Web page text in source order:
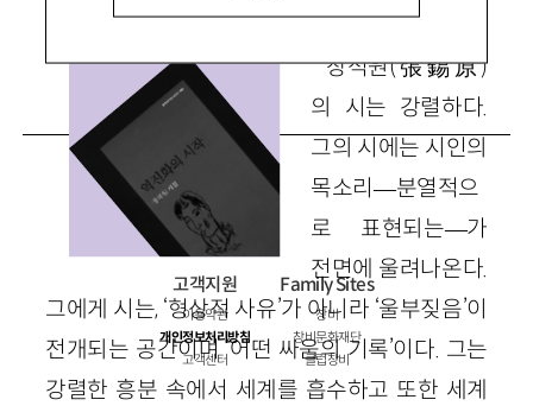
장석원(張錫原)
의 시는 강렬하다.
그의 시에는 시인의
목소리—분열적으
로 표현되는—가
전면에 울려나온다.
그에게 시는, ‘형상적 사유’가 아니라 ‘울부짖음’이
전개되는 공간이며 ‘어떤 싸움의 기록’이다. 그는
강렬한 흥분 속에서 세계를 흡수하고 또한 세계
고객지원
이용약관
개인정보처리방침
고객센터
Family Sites
창비
창비문화재단
클럽창비